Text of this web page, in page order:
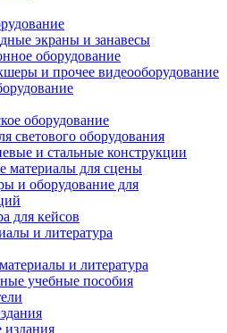
экраны и занавесы
оборудование
и прочее видеооборудование
оборудование
светового оборудования
и стальные конструкции
материалы для сцены
и оборудование для
для кейсов
и литература
и литература
учебные пособия